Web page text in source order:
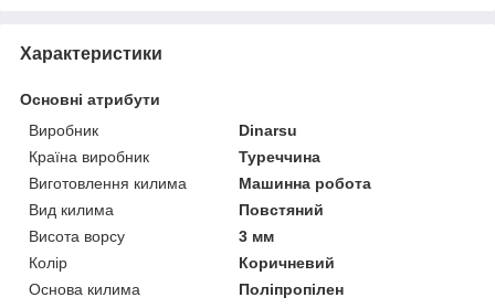
Характеристики
Основні атрибути
Виробник
Dinarsu
Країна виробник
Туреччина
Виготовлення килима
Машинна робота
Вид килима
Повстяний
Висота ворсу
3 мм
Колір
Коричневий
Основа килима
Поліпропілен